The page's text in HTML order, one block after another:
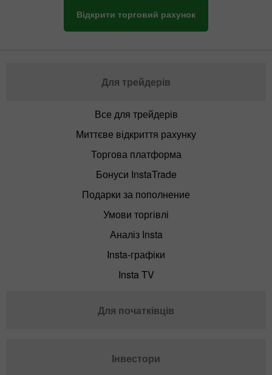
Відкрити торговий рахунок
Для трейдерів
Все для трейдерів
Миттєве відкриття рахунку
Торгова платформа
Бонуси InstaTrade
Подарки за пополнение
Умови торгівлі
Аналіз Insta
Insta-графіки
Insta TV
Для початківців
Інвестори